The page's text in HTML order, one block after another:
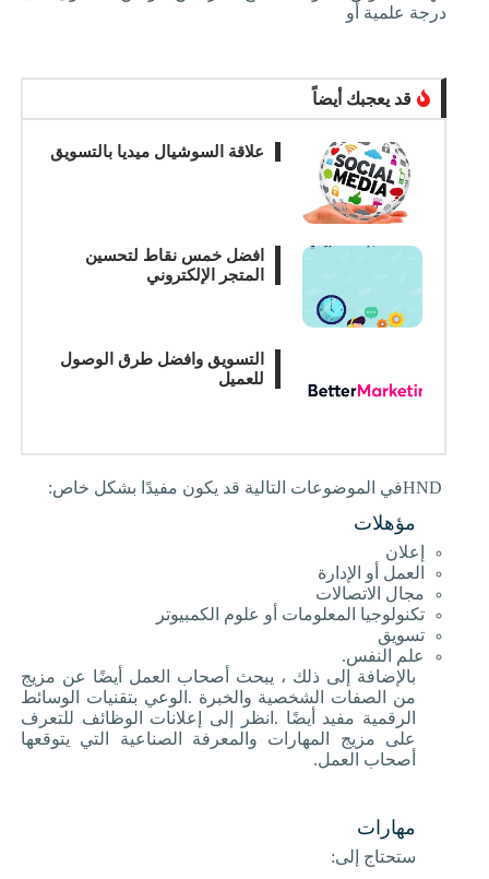
درجة علمية أو
قد يعجبك أيضاً
علاقة السوشيال ميديا بالتسويق
افضل خمس نقاط لتحسين
المتجر الإلكتروني
التسويق وافضل طرق الوصول
للعميل
HNDفي الموضوعات التالية قد يكون مفيدًا بشكل خاص:
مؤهلات
إعلان
العمل أو الإدارة
مجال الاتصالات
تكنولوجيا المعلومات أو علوم الكمبيوتر
تسويق
علم النفس.
بالإضافة إلى ذلك ، يبحث أصحاب العمل أيضًا عن مزيج
من الصفات الشخصية والخبرة . الوعي بتقنيات الوسائط
الرقمية مفيد أيضًا . انظر إلى إعلانات الوظائف للتعرف
على مزيج المهارات والمعرفة الصناعية التي يتوقعها
أصحاب العمل.
مهارات
ستحتاج إلى: